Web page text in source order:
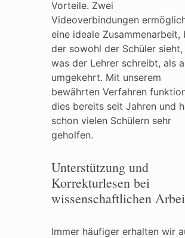
Vorteile. Zwei
Videoverbindungen
eine ideale Zusammenarbeit,
der sowohl der Schüler sieht,
was der Lehrer schreibt, als
umgekehrt. Mit unserem
bewährten Verfahren
dies bereits seit Jahren und
schon vielen Schülern sehr
geholfen.
Unterstützung und
Korrekturlesen bei
wissenschaftlichen
Immer häufiger erhalten wir